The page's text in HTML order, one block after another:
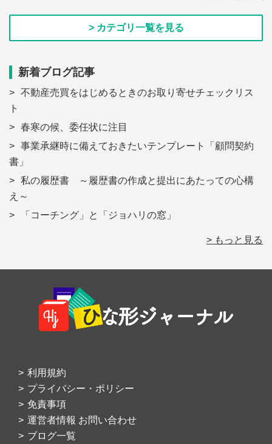
> カテゴリ一覧を見る
新着ブログ記事
不動産売買をはじめるときのお取り寄せチェックリス
ト
春寒の候、委任状に注目
事業承継時に備えておきたいテンプレート「顧問契約
書」
私の履歴書 ～履歴書の作成と提出にあたっての心構
え～
「コーチング」と「ジョハリの窓」
> もっと見る
Footer
利用規約
プライバシー・ポリシー
免責事項
運営者情報 お問い合わせ
ブログ一覧